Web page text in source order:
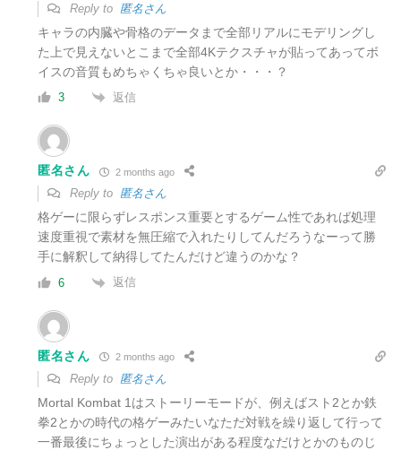
Reply to 匿名さん
キャラの内臓や骨格のデータまで全部リアルにモデリングし
た上で見えないとこまで全部4Kテクスチャが貼ってあってボ
イスの音質もめちゃくちゃ良いとか・・・？
3 返信
匿名さん 2 months ago
Reply to 匿名さん
格ゲーに限らずレスポンス重要とするゲーム性であれば処理
速度重視で素材を無圧縮で入れたりしてんだろうなーって勝
手に解釈して納得してたんだけど違うのかな？
6 返信
匿名さん 2 months ago
Reply to 匿名さん
Mortal Kombat 1はストーリーモードが、例えばスト2とか鉄
拳2とかの時代の格ゲーみたいなただ対戦を繰り返して行って
一番最後にちょっとした演出がある程度なだけとかのものじ